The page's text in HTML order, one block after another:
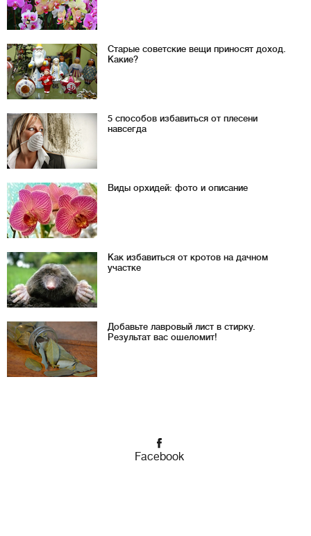
Старые советские вещи приносят доход.
Какие?
5 способов избавиться от плесени
навсегда
Виды орхидей: фото и описание
Как избавиться от кротов на дачном
участке
Добавьте лавровый лист в стирку.
Результат вас ошеломит!
Facebook